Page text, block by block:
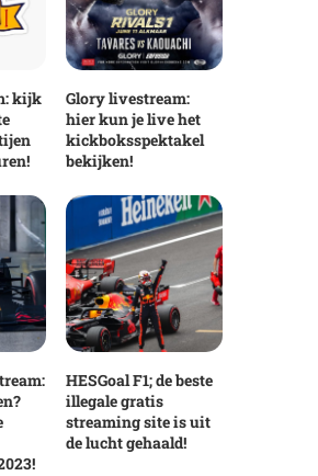
kijk
Glory livestream:
hier kun je live het
kickboksspektakel
bekijken!
HESGoal F1; de beste
illegale gratis
streaming site is uit
de lucht gehaald!